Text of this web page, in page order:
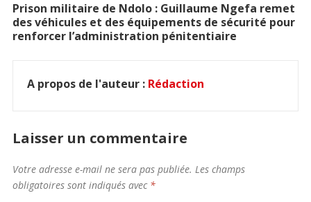
Prison militaire de Ndolo : Guillaume Ngefa remet
des véhicules et des équipements de sécurité pour
renforcer l’administration pénitentiaire
A propos de l'auteur : Rédaction
Laisser un commentaire
Votre adresse e-mail ne sera pas publiée. Les champs
obligatoires sont indiqués avec *